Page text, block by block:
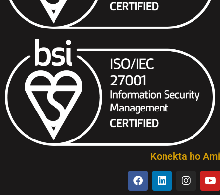
Konekta ho Ami